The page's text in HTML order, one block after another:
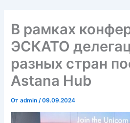
В рамках
ЭСКАТО
разных стран
Astana Hub
Отadmin/09.09.2024